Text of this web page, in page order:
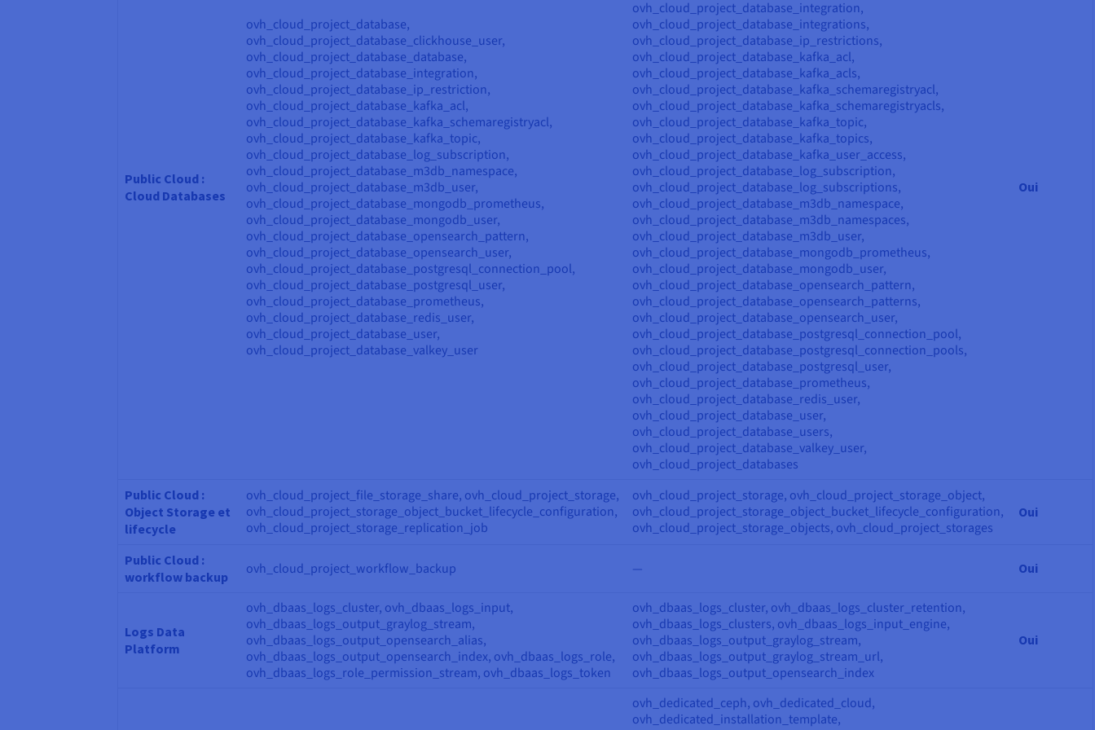
Public Cloud :
Cloud Databases
ovh_cloud_project_database,
ovh_cloud_project_database_clickhouse_user,
ovh_cloud_project_database_database,
ovh_cloud_project_database_integration,
ovh_cloud_project_database_ip_restriction,
ovh_cloud_project_database_kafka_acl,
ovh_cloud_project_database_kafka_schemaregistryacl,
ovh_cloud_project_database_kafka_topic,
ovh_cloud_project_database_log_subscription,
ovh_cloud_project_database_m3db_namespace,
ovh_cloud_project_database_m3db_user,
ovh_cloud_project_database_mongodb_prometheus,
ovh_cloud_project_database_mongodb_user,
ovh_cloud_project_database_opensearch_pattern,
ovh_cloud_project_database_opensearch_user,
ovh_cloud_project_database_postgresql_connection_pool,
ovh_cloud_project_database_postgresql_user,
ovh_cloud_project_database_prometheus,
ovh_cloud_project_database_redis_user,
ovh_cloud_project_database_user,
ovh_cloud_project_database_valkey_user
ovh_cloud_project_database_integration,
ovh_cloud_project_database_integrations,
ovh_cloud_project_database_ip_restrictions,
ovh_cloud_project_database_kafka_acl,
ovh_cloud_project_database_kafka_acls,
ovh_cloud_project_database_kafka_schemaregistryacl,
ovh_cloud_project_database_kafka_schemaregistryacls,
ovh_cloud_project_database_kafka_topic,
ovh_cloud_project_database_kafka_topics,
ovh_cloud_project_database_kafka_user_access,
ovh_cloud_project_database_log_subscription,
ovh_cloud_project_database_log_subscriptions,
ovh_cloud_project_database_m3db_namespace,
ovh_cloud_project_database_m3db_namespaces,
ovh_cloud_project_database_m3db_user,
ovh_cloud_project_database_mongodb_prometheus,
ovh_cloud_project_database_mongodb_user,
ovh_cloud_project_database_opensearch_pattern,
ovh_cloud_project_database_opensearch_patterns,
ovh_cloud_project_database_opensearch_user,
ovh_cloud_project_database_postgresql_connection_pool,
ovh_cloud_project_database_postgresql_connection_pools,
ovh_cloud_project_database_postgresql_user,
ovh_cloud_project_database_prometheus,
ovh_cloud_project_database_redis_user,
ovh_cloud_project_database_user,
ovh_cloud_project_database_users,
ovh_cloud_project_database_valkey_user,
ovh_cloud_project_databases
Oui
Public Cloud :
Object Storage et
lifecycle
ovh_cloud_project_file_storage_share, ovh_cloud_project_storage,
ovh_cloud_project_storage_object_bucket_lifecycle_configuration,
ovh_cloud_project_storage_replication_job
ovh_cloud_project_storage, ovh_cloud_project_storage_object,
ovh_cloud_project_storage_object_bucket_lifecycle_configuration,
ovh_cloud_project_storage_objects, ovh_cloud_project_storages
Oui
Public Cloud :
workflow backup
ovh_cloud_project_workflow_backup — Oui
Logs Data
Platform
ovh_dbaas_logs_cluster, ovh_dbaas_logs_input,
ovh_dbaas_logs_output_graylog_stream,
ovh_dbaas_logs_output_opensearch_alias,
ovh_dbaas_logs_output_opensearch_index, ovh_dbaas_logs_role,
ovh_dbaas_logs_role_permission_stream, ovh_dbaas_logs_token
ovh_dbaas_logs_cluster, ovh_dbaas_logs_cluster_retention,
ovh_dbaas_logs_clusters, ovh_dbaas_logs_input_engine,
ovh_dbaas_logs_output_graylog_stream,
ovh_dbaas_logs_output_graylog_stream_url,
ovh_dbaas_logs_output_opensearch_index
Oui
ovh_dedicated_ceph, ovh_dedicated_cloud,
ovh_dedicated_installation_template,